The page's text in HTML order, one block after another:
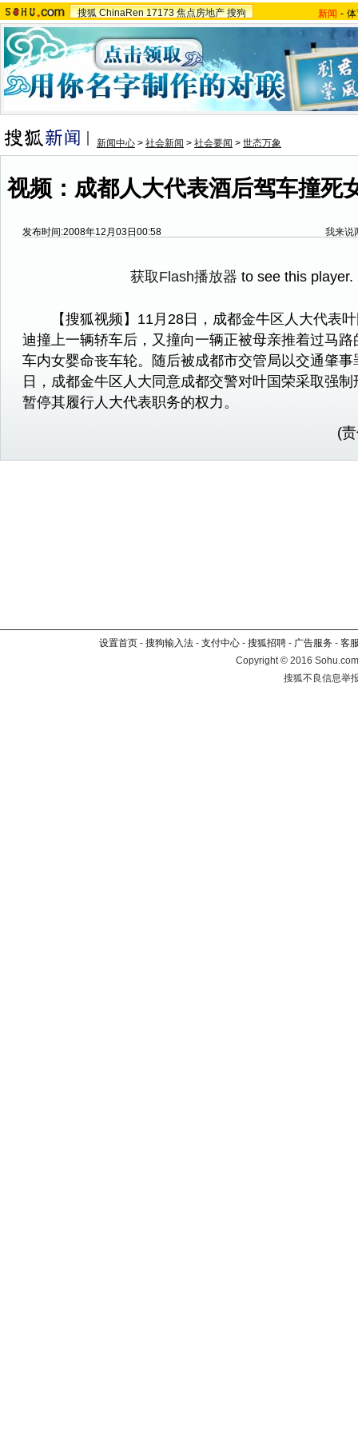
搜狐 ChinaRen 17173 焦点房地产 搜狗 新闻 -
新闻中心 > 社会新闻 > 社会要闻 > 世态万象
视频：成都人大代表酒后驾车撞死
发布时间:2008年12月03日00:58 我来说
获取Flash播放器 to see this player.
【搜狐视频】11月28日，成都金牛区人大代表叶
迪撞上一辆轿车后，又撞向一辆正被母亲推着过马路
车内女婴命丧车轮。随后被成都市交管局以交通肇事
日，成都金牛区人大同意成都交警对叶国荣采取强
暂停其履行人大代表职务的权力。
(
设置首页 - 搜狗输入法 - 支付中心 - 搜狐招聘 - 广告服务 - 客
Copyright©2016
搜狐不良信息举